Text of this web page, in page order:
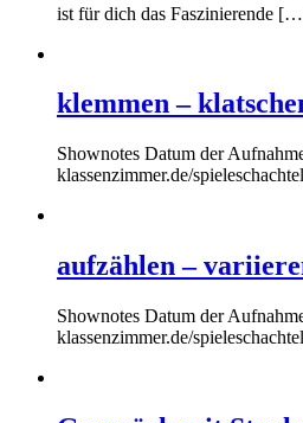
ist für dich das Faszinierende
klemmen –
Shownotes Datum der
klassenzimmer.de/
aufzählen –
Shownotes Datum der
klassenzimmer.de/